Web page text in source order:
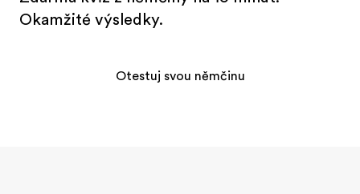
Okamžité výsledky.
Otestuj svou němčinu